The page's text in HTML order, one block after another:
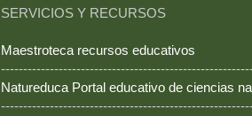
SERVICIOS Y RECURSOS
Maestroteca recursos educativos
Natureduca Portal educativo de ciencias